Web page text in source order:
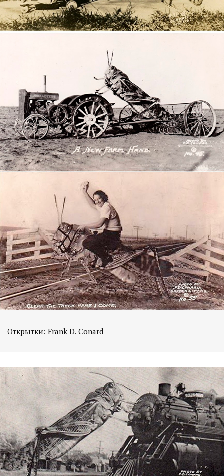
Открытки: Frank D. Conard